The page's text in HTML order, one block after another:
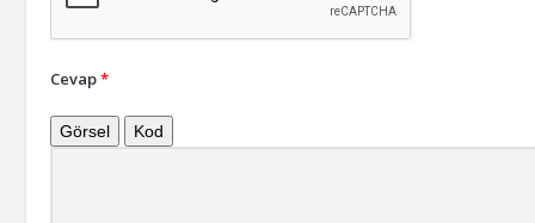
Cevap*
Görsel Kod